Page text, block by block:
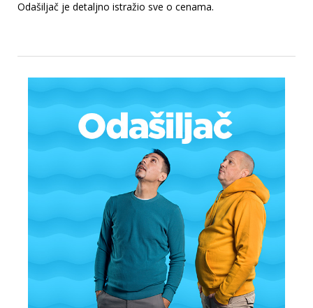
Odašiljač je detaljno istražio sve o cenama.